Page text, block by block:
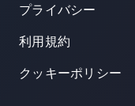
プライバシー
利用規約
クッキーポリシー